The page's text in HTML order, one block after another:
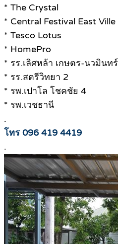
* The Crystal
* Central Festival East Ville
* Tesco Lotus
* HomePro
* รร.เลิศหล้า เกษตร-นวมินทร์
* รร.สตรีวิทยา 2
* รพ.เปาโล โชคชัย 4
* รพ.เวชธานี
.
โทร 096 419 4419
.